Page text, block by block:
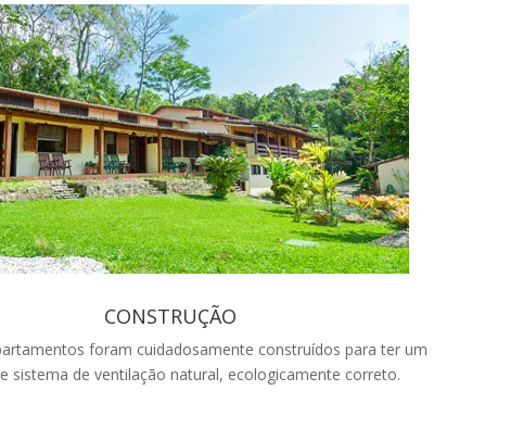
CONSTRUÇÃO
foram cuidadosamente construídos para ter um
sistema de ventilação natural, ecologicamente correto.